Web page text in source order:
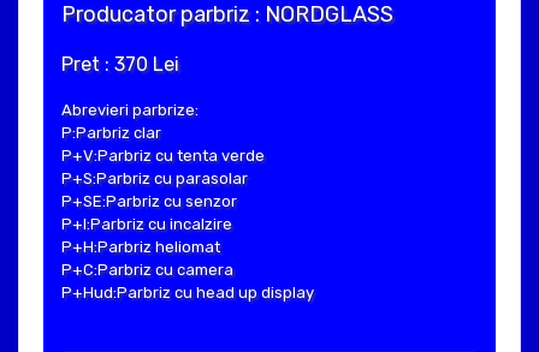
Producator parbriz : NORDGLASS
Pret : 370 Lei
Abrevieri parbrize:
P:Parbriz clar
P+V:Parbriz cu tenta verde
P+S:Parbriz cu parasolar
P+SE:Parbriz cu senzor
P+I:Parbriz cu incalzire
P+H:Parbriz heliomat
P+C:Parbriz cu camera
P+Hud:Parbriz cu head up display